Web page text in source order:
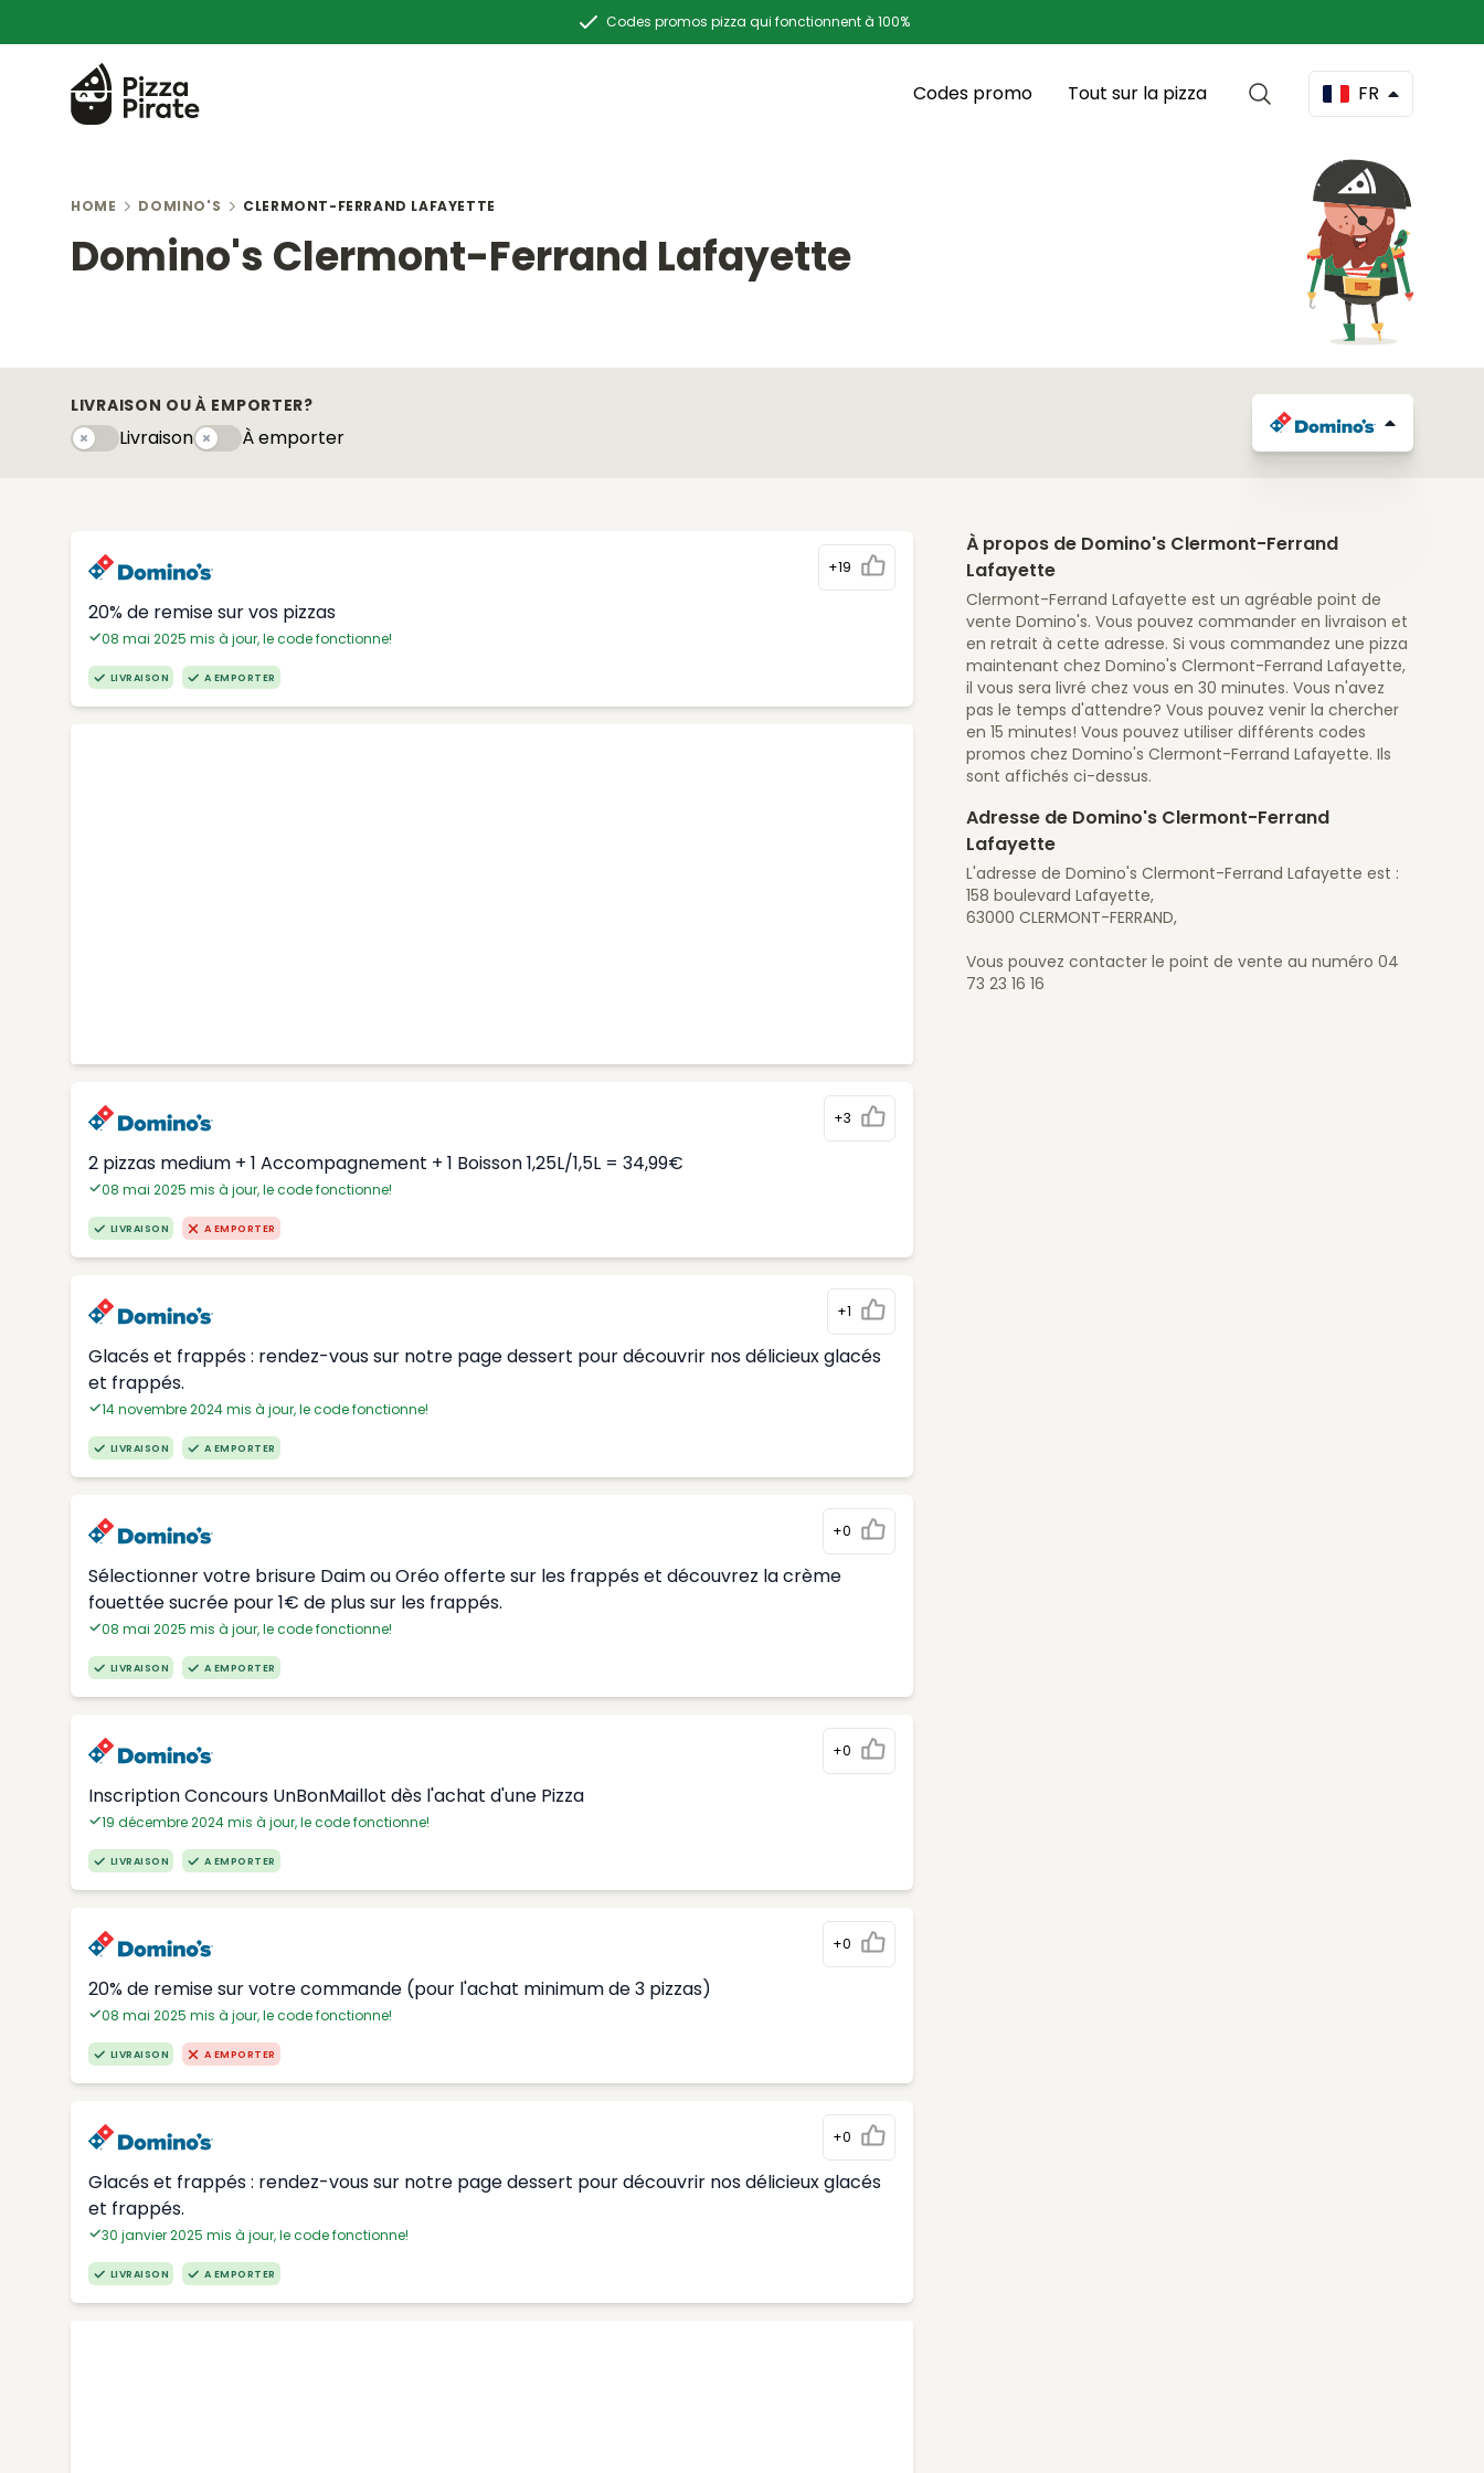
Codes promos pizza qui fonctionnent à 100%
Codes promo Tout sur la pizza FR
HOME DOMINO'S CLERMONT-FERRAND LAFAYETTE
Domino's Clermont-Ferrand Lafayette
LIVRAISON OU À EMPORTER?
LivraisonLivraisonÀ emportery
À emporter
+19
20% de remise sur vos pizzas
08 mai 2025 mis à jour, le code fonctionne!
LIVRAISON A EMPORTER
+3
2 pizzas medium + 1 Accompagnement + 1 Boisson 1,25L/1,5L = 34,99€
08 mai 2025 mis à jour, le code fonctionne!
LIVRAISON A EMPORTER
+1
Glacés et frappés : rendez-vous sur notre page dessert pour découvrir nos délicieux glacés
et frappés.
14 novembre 2024 mis à jour, le code fonctionne!
LIVRAISON A EMPORTER
+0
Sélectionner votre brisure Daim ou Oréo offerte sur les frappés et découvrez la crème
fouettée sucrée pour 1€ de plus sur les frappés.
08 mai 2025 mis à jour, le code fonctionne!
LIVRAISON A EMPORTER
+0
Inscription Concours UnBonMaillot dès l'achat d'une Pizza
19 décembre 2024 mis à jour, le code fonctionne!
LIVRAISON A EMPORTER
+0
20% de remise sur votre commande (pour l'achat minimum de 3 pizzas)
08 mai 2025 mis à jour, le code fonctionne!
LIVRAISON A EMPORTER
+0
Glacés et frappés : rendez-vous sur notre page dessert pour découvrir nos délicieux glacés
et frappés.
30 janvier 2025 mis à jour, le code fonctionne!
LIVRAISON A EMPORTER
À propos de Domino's Clermont-Ferrand
Lafayette
Clermont-Ferrand Lafayette est un agréable point de
vente Domino's. Vous pouvez commander en livraison et
en retrait à cette adresse. Si vous commandez une pizza
maintenant chez Domino's Clermont-Ferrand Lafayette,
il vous sera livré chez vous en 30 minutes. Vous n'avez
pas le temps d'attendre? Vous pouvez venir la chercher
en 15 minutes! Vous pouvez utiliser différents codes
promos chez Domino's Clermont-Ferrand Lafayette. Ils
sont affichés ci-dessus.
Adresse de Domino's Clermont-Ferrand
Lafayette
L'adresse de Domino's Clermont-Ferrand Lafayette est :
158 boulevard Lafayette,
63000 CLERMONT-FERRAND,
Vous pouvez contacter le point de vente au numéro 04
73 23 16 16